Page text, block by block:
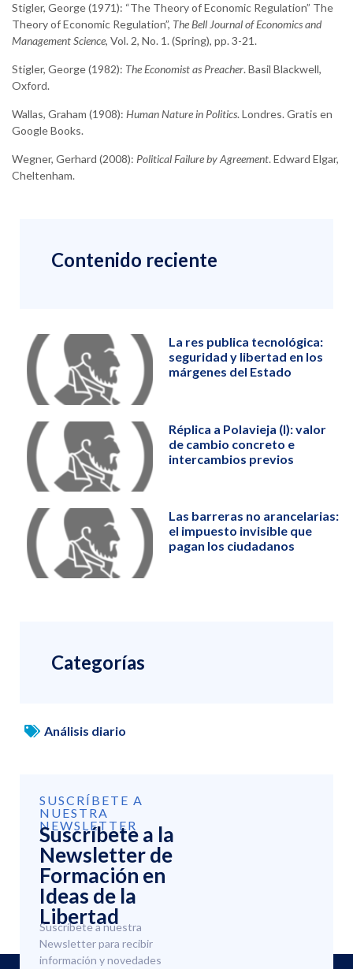
Stigler, George (1971): “The Theory of Economic Regulation” The
Theory of Economic Regulation”, The Bell Journal of Economics and
Management Science, Vol. 2, No. 1. (Spring), pp. 3-21.
Stigler, George (1982): The Economist as Preacher. Basil Blackwell,
Oxford.
Wallas, Graham (1908): Human Nature in Politics. Londres. Gratis en
Google Books.
Wegner, Gerhard (2008): Political Failure by Agreement. Edward Elgar,
Cheltenham.
Contenido reciente
La res publica tecnológica:
seguridad y libertad en los
márgenes del Estado
Réplica a Polavieja (I): valor
de cambio concreto e
intercambios previos
Las barreras no arancelarias:
el impuesto invisible que
pagan los ciudadanos
Categorías
Análisis diario
SUSCRÍBETE A
NUESTRA
NEWSLETTER
Suscríbete a la
Newsletter de
Formación en
Ideas de la
Libertad
Suscríbete a nuestra
Newsletter para recibir
información y novedades